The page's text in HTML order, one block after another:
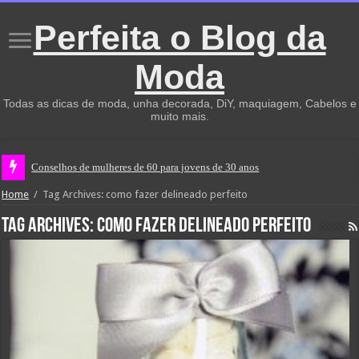
Perfeita o Blog da
Moda
Todas as dicas de moda, unha decorada, DiY, maquiagem, Cabelos e
muito mais.
Conselhos de mulheres de 60 para jovens de 30 anos
Home / Tag Archives: como fazer delineado perfeito
Tag Archives:como fazer delineado perfeito